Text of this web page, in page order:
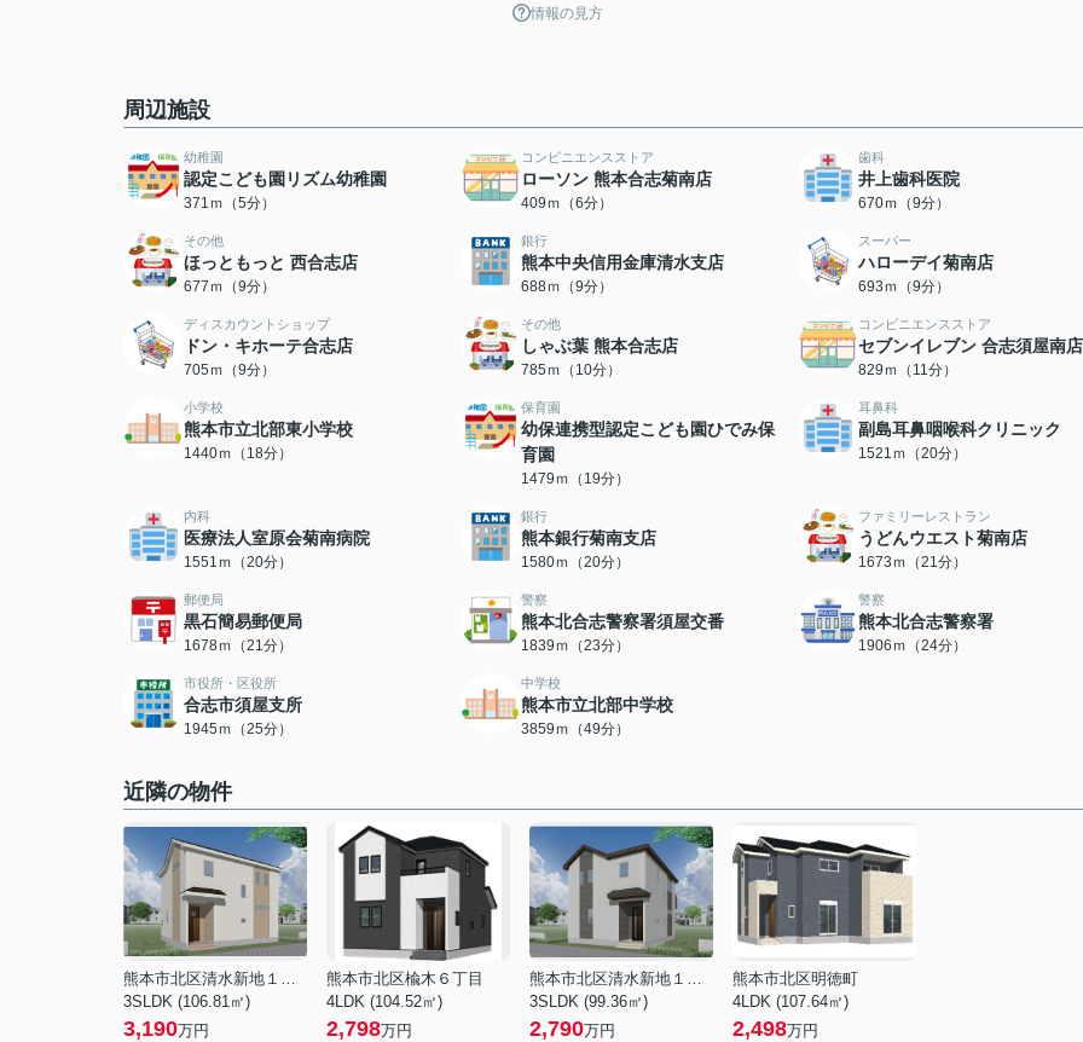
情報の見方
周辺施設
幼稚園
認定こども園リズム幼稚園
371ｍ（5分）
コンビニエンスストア
ローソン 熊本合志菊南店
409ｍ（6分）
歯科
井上歯科医院
670ｍ（9分）
その他
ほっともっと 西合志店
677ｍ（9分）
銀行
熊本中央信用金庫清水支店
688ｍ（9分）
スーパー
ハローデイ菊南店
693ｍ（9分）
ディスカウントショップ
ドン・キホーテ合志店
705ｍ（9分）
その他
しゃぶ葉 熊本合志店
785ｍ（10分）
コンビニエンスストア
セブンイレブン 合志須屋南店
829ｍ（11分）
小学校
熊本市立北部東小学校
1440ｍ（18分）
保育園
幼保連携型認定こども園ひでみ保
育園
1479ｍ（19分）
耳鼻科
副島耳鼻咽喉科クリニック
1521ｍ（20分）
内科
医療法人室原会菊南病院
1551ｍ（20分）
銀行
熊本銀行菊南支店
1580ｍ（20分）
ファミリーレストラン
うどんウエスト菊南店
1673ｍ（21分）
郵便局
黒石簡易郵便局
1678ｍ（21分）
警察
熊本北合志警察署須屋交番
1839ｍ（23分）
警察
熊本北合志警察署
1906ｍ（24分）
市役所・区役所
合志市須屋支所
1945ｍ（25分）
中学校
熊本市立北部中学校
3859ｍ（49分）
近隣の物件
熊本市北区清水新地１丁目
3SLDK (106.81㎡)
3,190万円
熊本市北区楡木６丁目
4LDK (104.52㎡)
2,798万円
熊本市北区清水新地１丁目
3SLDK (99.36㎡)
2,790万円
熊本市北区明徳町
4LDK (107.64㎡)
2,498万円